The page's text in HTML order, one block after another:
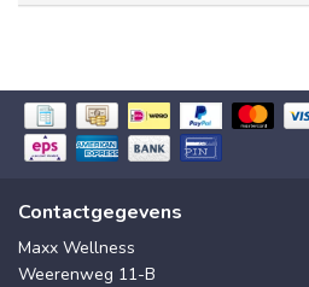
Contactgegevens
Maxx Wellness
Weerenweg 11-B